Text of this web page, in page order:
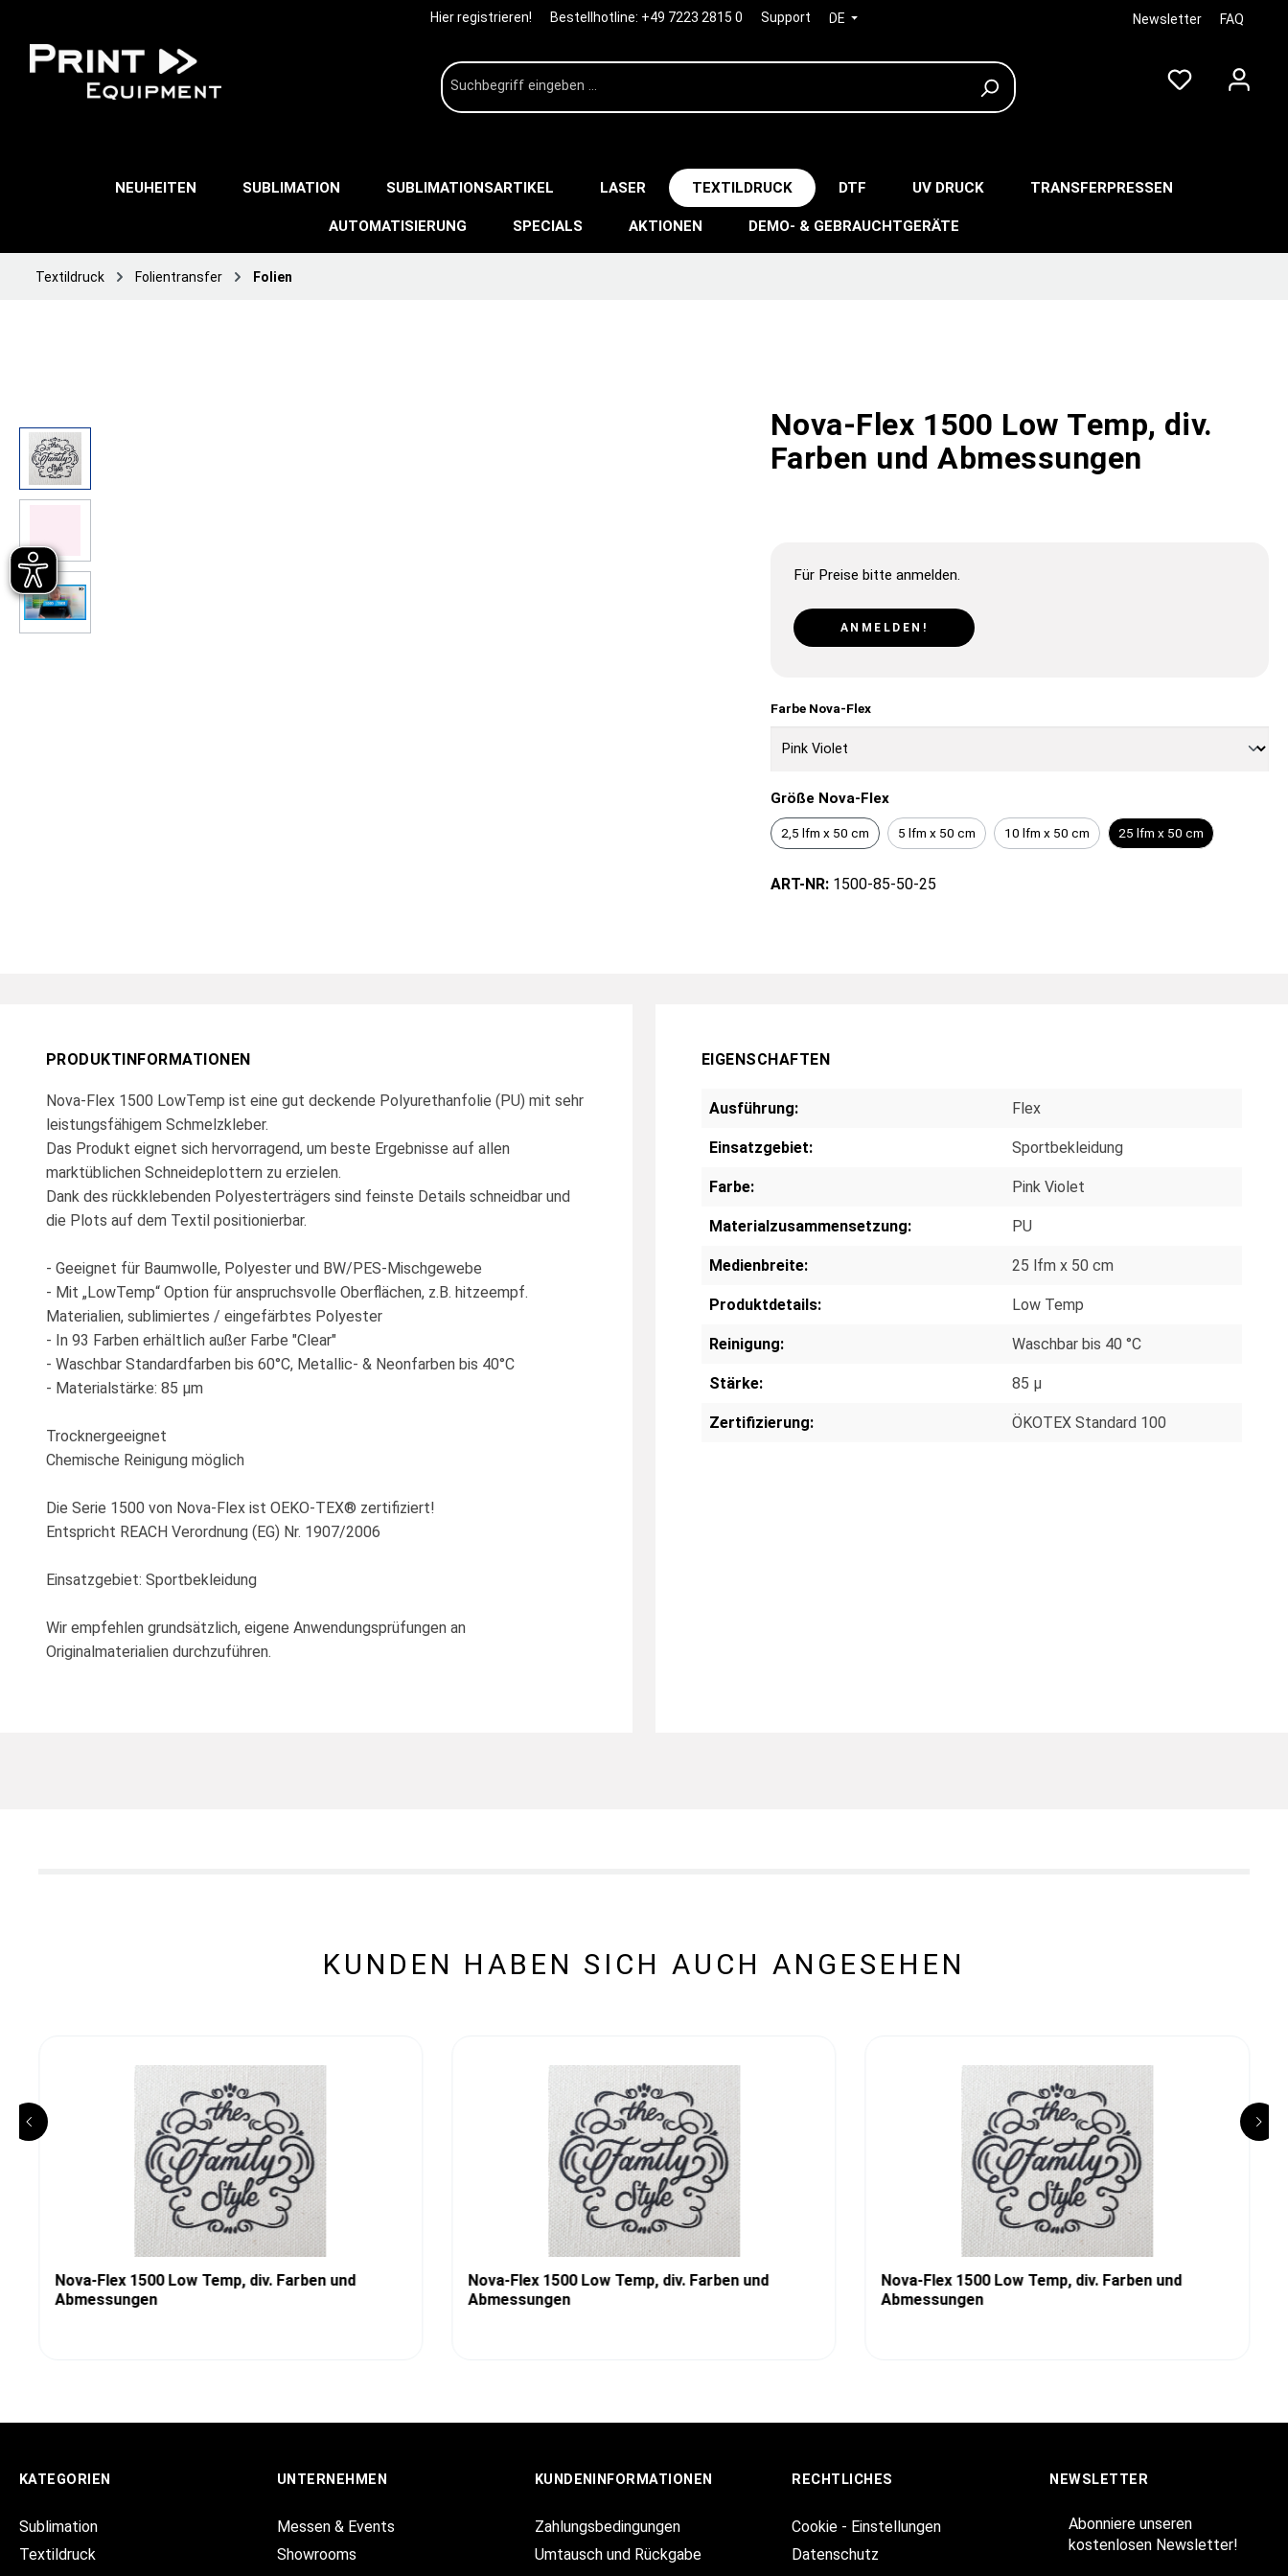
Hier registrieren! Bestellhotline: +49 7223 2815 0 Support DE Newsletter FAQ
NEUHEITEN SUBLIMATION SUBLIMATIONSARTIKEL LASER TEXTILDRUCK DTF UV DRUCK TRANSFERPRESSEN
AUTOMATISIERUNG SPECIALS AKTIONEN DEMO- & GEBRAUCHTGERÄTE
Textildruck Folientransfer Folien
Nova-Flex 1500 Low Temp, div.
Farben und Abmessungen
Für Preise bitte anmelden.
ANMELDEN!
Farbe Nova-Flex
Größe Nova-Flex
2,5 lfm x 50 cm 5 lfm x 50 cm 10 lfm x 50 cm 25 lfm x 50 cm
ART-NR: 1500-85-50-25
PRODUKTINFORMATIONEN
Nova-Flex 1500 LowTemp ist eine gut deckende Polyurethanfolie (PU) mit sehr
leistungsfähigem Schmelzkleber.
Das Produkt eignet sich hervorragend, um beste Ergebnisse auf allen
marktüblichen Schneideplottern zu erzielen.
Dank des rückklebenden Polyesterträgers sind feinste Details schneidbar und
die Plots auf dem Textil positionierbar.
- Geeignet für Baumwolle, Polyester und BW/PES-Mischgewebe
- Mit „LowTemp“ Option für anspruchsvolle Oberflächen, z.B. hitzeempf.
Materialien, sublimiertes / eingefärbtes Polyester
- In 93 Farben erhältlich außer Farbe "Clear"
- Waschbar Standardfarben bis 60°C, Metallic- & Neonfarben bis 40°C
- Materialstärke: 85 µm
Trocknergeeignet
Chemische Reinigung möglich
Die Serie 1500 von Nova-Flex ist OEKO-TEX® zertifiziert!
Entspricht REACH Verordnung (EG) Nr. 1907/2006
Einsatzgebiet: Sportbekleidung
Wir empfehlen grundsätzlich, eigene Anwendungsprüfungen an
Originalmaterialien durchzuführen.
EIGENSCHAFTEN
Ausführung: Flex
Einsatzgebiet: Sportbekleidung
Farbe: Pink Violet
Materialzusammensetzung: PU
Medienbreite: 25 lfm x 50 cm
Produktdetails: Low Temp
Reinigung: Waschbar bis 40 °C
Stärke: 85 µ
Zertifizierung: ÖKOTEX Standard 100
KUNDEN HABEN SICH AUCH ANGESEHEN
Nova-Flex 1500 Low Temp, div. Farben und
Abmessungen
Nova-Flex 1500 Low Temp, div. Farben und
Abmessungen
Nova-Flex 1500 Low Temp, div. Farben und
Abmessungen
KATEGORIEN
Sublimation
Textildruck
UNTERNEHMEN
Messen & Events
Showrooms
KUNDENINFORMATIONEN
Zahlungsbedingungen
Umtausch und Rückgabe
RECHTLICHES
Cookie - Einstellungen
Datenschutz
NEWSLETTER
Abonniere unseren
kostenlosen Newsletter!